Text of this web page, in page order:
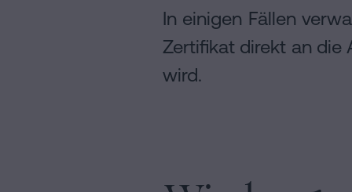
In einigen Fällen
Zertifikat direkt an die
wird.